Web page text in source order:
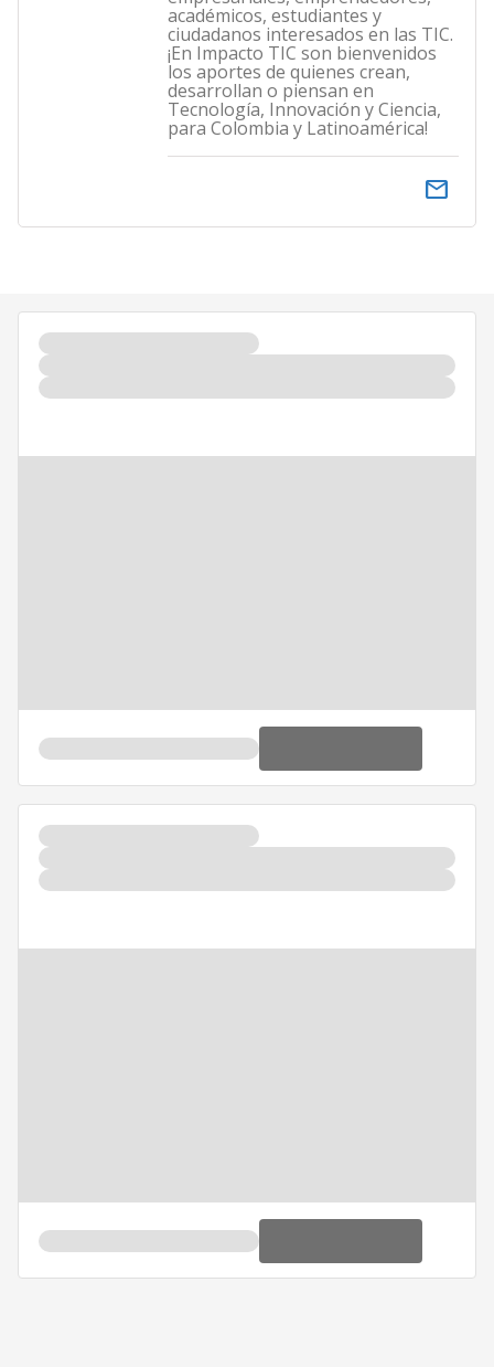
académicos, estudiantes y
ciudadanos interesados en las TIC.
¡En Impacto TIC son bienvenidos
los aportes de quienes crean,
desarrollan o piensan en
Tecnología, Innovación y Ciencia,
para Colombia y Latinoamérica!
email